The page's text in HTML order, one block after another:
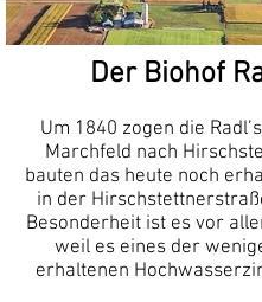
Der Biohof
Um 1840 zogen die
Marchfeld nach
bauten das heute noch
in der
Besonderheit ist es vor
weil es eines der
erhaltenen